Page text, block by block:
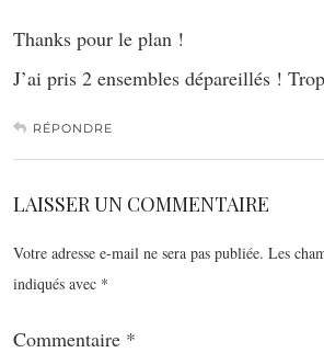
Thanks pour le plan !
J’ai pris 2 ensembles dépareillés !
RÉPONDRE
LAISSER UN COMMENTAIRE
Votre adresse e-mail ne sera pas publiée. Les
indiqués avec *
Commentaire *